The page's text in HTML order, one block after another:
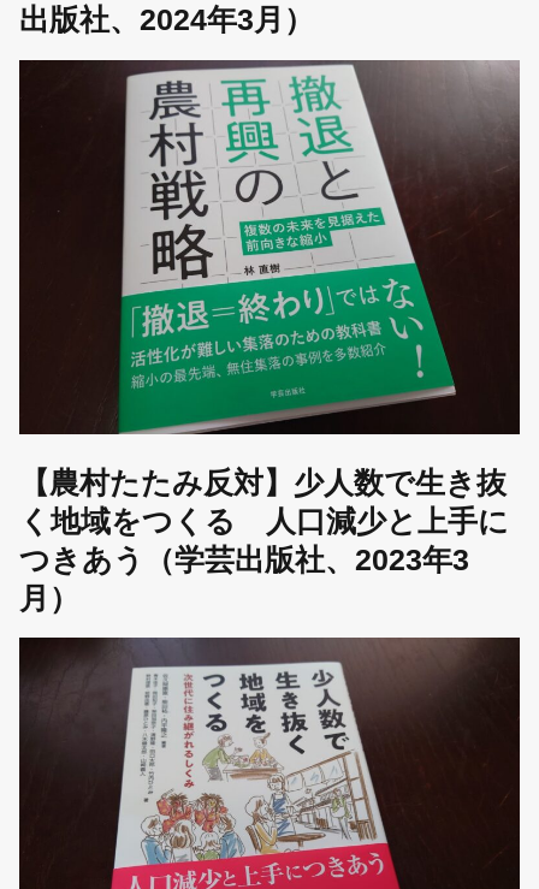
出版社、2024年3月）
【農村たたみ反対】少人数で生き抜
く地域をつくる 人口減少と上手に
つきあう（学芸出版社、2023年3
月）